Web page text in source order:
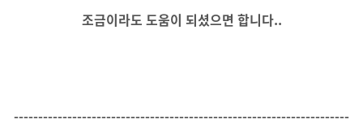
조금이라도 도움이 되셨으면 합니다..
---------------------------------------------------------------------